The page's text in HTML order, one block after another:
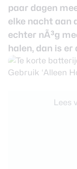
paar dagen
elke nacht aan
echter nÃ³g
halen, dan is
Lees
Login
Over ons